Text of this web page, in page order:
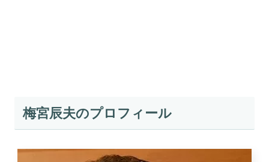
梅宮辰夫のプロフィール